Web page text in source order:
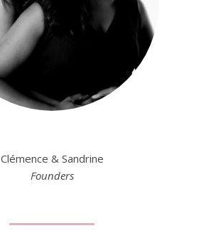
Clémence & Sandrine
Founders